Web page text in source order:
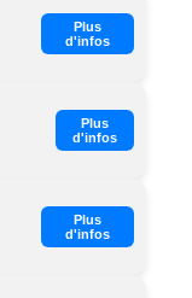
Plus
d'infos
Plus
d'infos
Plus
d'infos